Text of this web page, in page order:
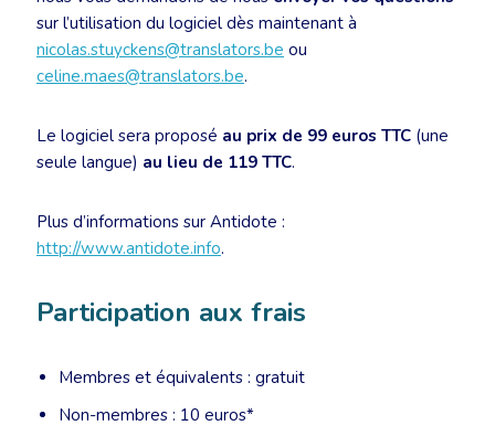
sur l’utilisation du logiciel dès maintenant à
nicolas.stuyckens@translators.be ou
celine.maes@translators.be.
Le logiciel sera proposé au prix de 99 euros TTC (une
seule langue) au lieu de 119 TTC.
Plus d’informations sur Antidote :
http://www.antidote.info.
Participation aux frais
Membres et équivalents : gratuit
Non-membres : 10 euros*